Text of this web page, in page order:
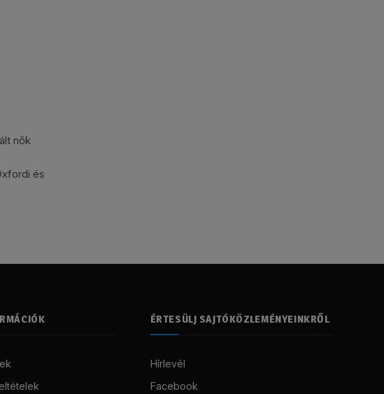
nők
és
ÉRTESÜLJ SAJTÓKÖZLEMÉNYEINKRŐL
Hírlevél
Facebook